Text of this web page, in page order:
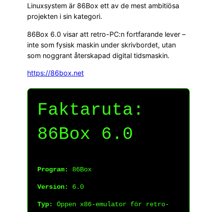
Linuxsystem är 86Box ett av de mest ambitiösa
projekten i sin kategori.
86Box 6.0 visar att retro-PC:n fortfarande lever –
inte som fysisk maskin under skrivbordet, utan
som noggrant återskapad digital tidsmaskin.
https://86box.net
Faktaruta:
86Box 6.0
Program: 86Box
Version: 6.0
Typ:
Öppen x86-emulator för retro-